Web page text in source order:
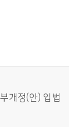
개정(안) 입법